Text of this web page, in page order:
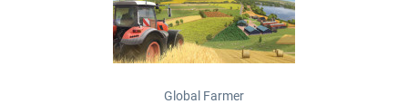
Global Farmer